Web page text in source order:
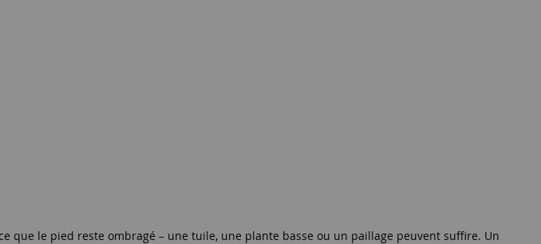
que le pied reste ombragé – une tuile, une plante basse ou un paillage peuvent suffire. Un